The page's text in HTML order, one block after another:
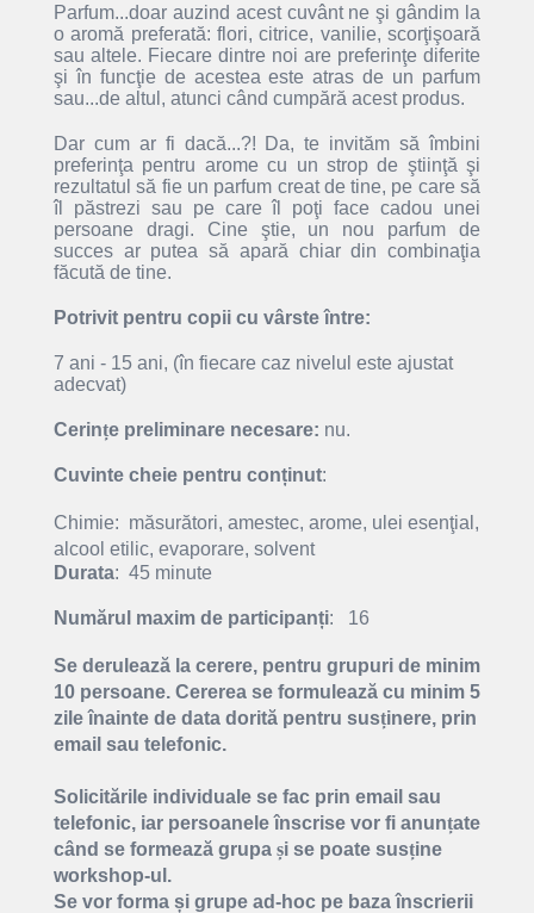
Parfum...doar auzind acest cuvânt ne şi gândim la
o aromă preferată: flori, citrice, vanilie, scorţişoară
sau altele. Fiecare dintre noi are preferinţe diferite
şi în funcţie de acestea este atras de un parfum
sau...de altul, atunci când cumpără acest produs.
Dar cum ar fi dacă...?! Da, te invităm să îmbini
preferinţa pentru arome cu un strop de ştiinţă şi
rezultatul să fie un parfum creat de tine, pe care să
îl păstrezi sau pe care îl poţi face cadou unei
persoane dragi. Cine ştie, un nou parfum de
succes ar putea să apară chiar din combinaţia
făcută de tine.
Potrivit pentru copii cu vârste între:
7 ani - 15 ani, (în fiecare caz nivelul este ajustat
adecvat)
Cerințe preliminare necesare: nu.
Cuvinte cheie pentru conținut:
Chimie: măsurători, amestec, arome, ulei esenţial,
alcool etilic, evaporare, solvent
Durata: 45 minute
Numărul maxim de participanți: 16
Se derulează la cerere, pentru grupuri de minim
10 persoane. Cererea se formulează cu minim 5
zile înainte de data dorită pentru susținere, prin
email sau telefonic.
Solicitările individuale se fac prin email sau
telefonic, iar persoanele înscrise vor fi anunțate
când se formează grupa și se poate susține
workshop-ul.
Se vor forma și grupe ad-hoc pe baza înscrierii